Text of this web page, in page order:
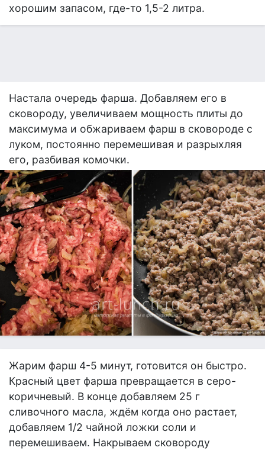
хорошим запасом, где-то 1,5-2 литра.
Настала очередь фарша. Добавляем его в
сковороду, увеличиваем мощность плиты до
максимума и обжариваем фарш в сковороде с
луком, постоянно перемешивая и разрыхляя
его, разбивая комочки.
Жарим фарш 4-5 минут, готовится он быстро.
Красный цвет фарша превращается в серо-
коричневый. В конце добавляем 25 г
сливочного масла, ждём когда оно растает,
добавляем 1/2 чайной ложки соли и
перемешиваем. Накрываем сковороду